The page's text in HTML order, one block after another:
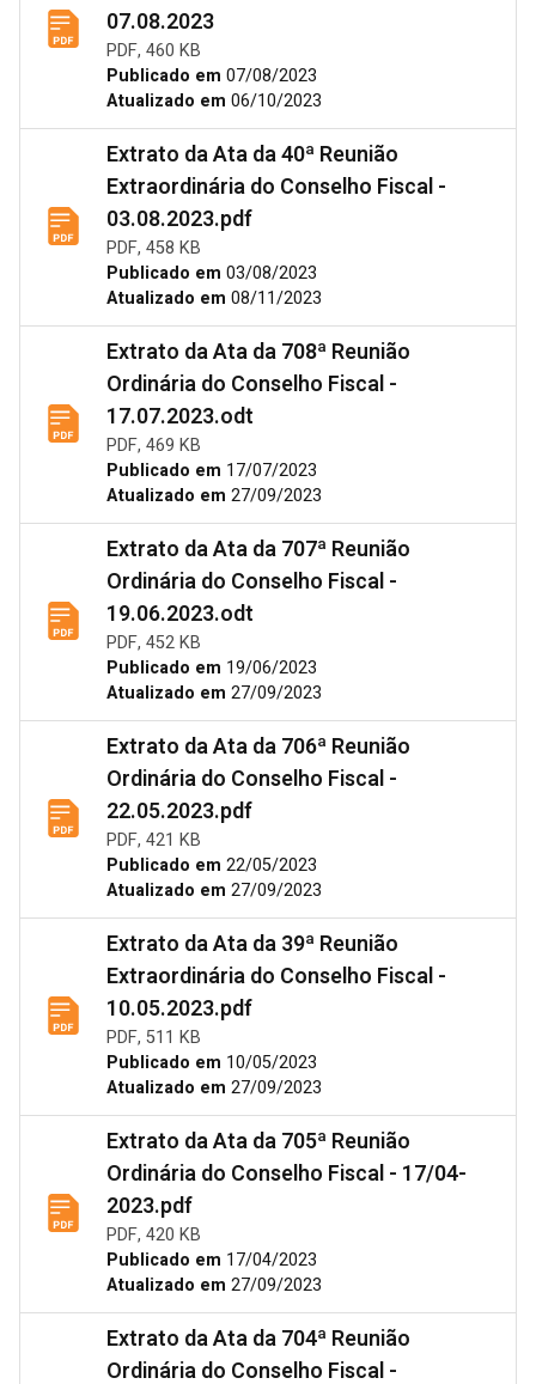
07.08.2023
PDF, 460 KB
Publicado em 07/08/2023
Atualizado em 06/10/2023
Extrato da Ata da 40ª Reunião
Extraordinária do Conselho Fiscal -
03.08.2023.pdf
PDF, 458 KB
Publicado em 03/08/2023
Atualizado em 08/11/2023
Extrato da Ata da 708ª Reunião
Ordinária do Conselho Fiscal -
17.07.2023.odt
PDF, 469 KB
Publicado em 17/07/2023
Atualizado em 27/09/2023
Extrato da Ata da 707ª Reunião
Ordinária do Conselho Fiscal -
19.06.2023.odt
PDF, 452 KB
Publicado em 19/06/2023
Atualizado em 27/09/2023
Extrato da Ata da 706ª Reunião
Ordinária do Conselho Fiscal -
22.05.2023.pdf
PDF, 421 KB
Publicado em 22/05/2023
Atualizado em 27/09/2023
Extrato da Ata da 39ª Reunião
Extraordinária do Conselho Fiscal -
10.05.2023.pdf
PDF, 511 KB
Publicado em 10/05/2023
Atualizado em 27/09/2023
Extrato da Ata da 705ª Reunião
Ordinária do Conselho Fiscal - 17/04-
2023.pdf
PDF, 420 KB
Publicado em 17/04/2023
Atualizado em 27/09/2023
Extrato da Ata da 704ª Reunião
Ordinária do Conselho Fiscal -